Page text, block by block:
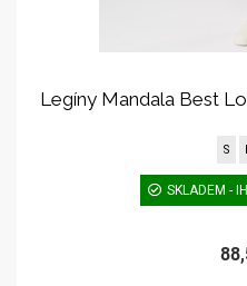
Legíny Mandala Best
S
SKLADEM -